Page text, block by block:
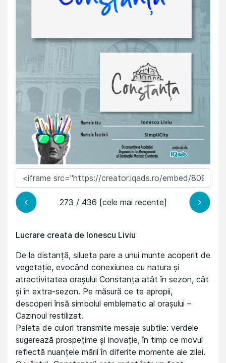
273 / 436 [cele mai recente]
Lucrare creata de Ionescu Liviu
De la distanță, silueta pare a unui munte acoperit de
vegetație, evocând conexiunea cu natura și
atractivitatea orașului Constanța atât în sezon, cât
și în extra-sezon. Pe măsură ce te apropii,
descoperi însă simbolul emblematic al orașului –
Cazinoul restilizat.
Paleta de culori transmite mesaje subtile: verdele
sugerează prospețime și inovație, în timp ce movul
reflectă nuanțele mării în diferite momente ale zilei.